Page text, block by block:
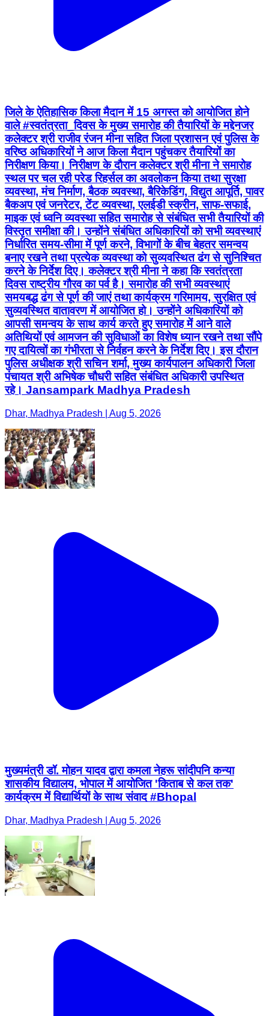
जिले के ऐतिहासिक किला मैदान में 15 अगस्त को आयोजित होने
वाले #स्वतंत्रता_दिवस के मुख्य समारोह की तैयारियों के मद्देनजर
कलेक्टर श्री राजीव रंजन मीना सहित जिला प्रशासन एवं पुलिस के
वरिष्ठ अधिकारियों ने आज किला मैदान पहुंचकर तैयारियों का
निरीक्षण किया। निरीक्षण के दौरान कलेक्टर श्री मीना ने समारोह
स्थल पर चल रही परेड रिहर्सल का अवलोकन किया तथा सुरक्षा
व्यवस्था, मंच निर्माण, बैठक व्यवस्था, बैरिकेडिंग, विद्युत आपूर्ति, पावर
बैकअप एवं जनरेटर, टेंट व्यवस्था, एलईडी स्क्रीन, साफ-सफाई,
माइक एवं ध्वनि व्यवस्था सहित समारोह से संबंधित सभी तैयारियों की
विस्तृत समीक्षा की। उन्होंने संबंधित अधिकारियों को सभी व्यवस्थाएं
निर्धारित समय-सीमा में पूर्ण करने, विभागों के बीच बेहतर समन्वय
बनाए रखने तथा प्रत्येक व्यवस्था को सुव्यवस्थित ढंग से सुनिश्चित
करने के निर्देश दिए। कलेक्टर श्री मीना ने कहा कि स्वतंत्रता
दिवस राष्ट्रीय गौरव का पर्व है। समारोह की सभी व्यवस्थाएं
समयबद्ध ढंग से पूर्ण की जाएं तथा कार्यक्रम गरिमामय, सुरक्षित एवं
सुव्यवस्थित वातावरण में आयोजित हो। उन्होंने अधिकारियों को
आपसी समन्वय के साथ कार्य करते हुए समारोह में आने वाले
अतिथियों एवं आमजन की सुविधाओं का विशेष ध्यान रखने तथा सौंपे
गए दायित्वों का गंभीरता से निर्वहन करने के निर्देश दिए। इस दौरान
पुलिस अधीक्षक श्री सचिन शर्मा, मुख्य कार्यपालन अधिकारी जिला
पंचायत श्री अभिषेक चौधरी सहित संबंधित अधिकारी उपस्थित
रहे। Jansampark Madhya Pradesh
Dhar, Madhya Pradesh | Aug 5, 2026
मुख्यमंत्री डॉ. मोहन यादव द्वारा कमला नेहरू सांदीपनि कन्या
शासकीय विद्यालय, भोपाल में आयोजित 'किताब से कल तक'
कार्यक्रम में विद्यार्थियों के साथ संवाद #Bhopal
Dhar, Madhya Pradesh | Aug 5, 2026